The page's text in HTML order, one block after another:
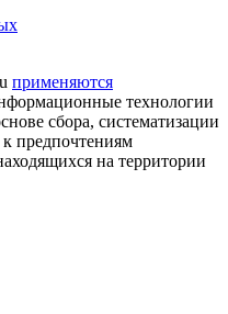
применяются
технологии
сбора, систематизации
предпочтениям
на территории